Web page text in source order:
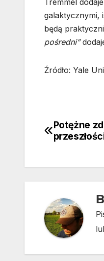
Tremmel
galaktycznymi,
będą
pośredni”
Źródło: Yale
Potężne